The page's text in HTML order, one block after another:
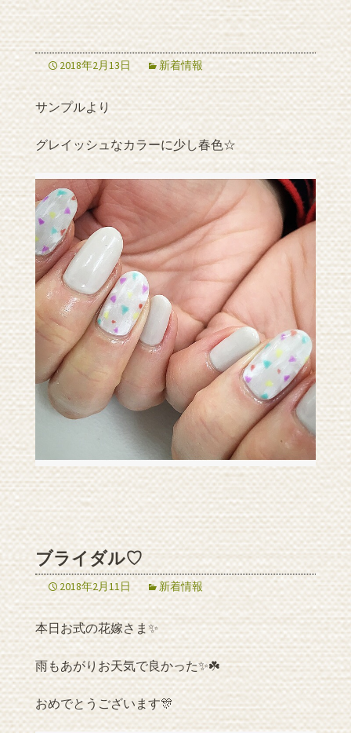
2018年2月13日 新着情報
サンプルより
グレイッシュなカラーに少し春色☆
ブライダル♡
2018年2月11日 新着情報
本日お式の花嫁さま✨
雨もあがりお天気で良かった✨☘️
おめでとうございます🎊